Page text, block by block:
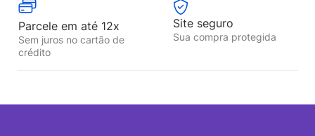
Parcele em até 12x
Sem juros no cartão de
crédito
Site seguro
Sua compra protegida